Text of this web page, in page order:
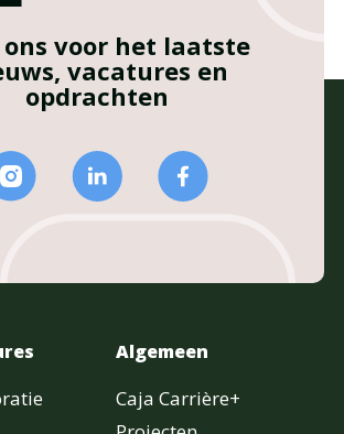
ons voor het laatste
vacatures en
opdrachten
Algemeen
Caja Carrière+